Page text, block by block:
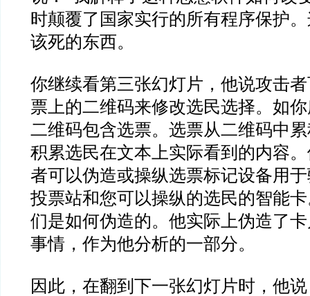
时颠覆了国家实行的所有程序保护
该死的东西。
你继续看第三张幻灯片，他说攻击
票上的二维码来修改选民选择。如
二维码包含选票。选票从二维码中
积累选民在文本上实际看到的内容
者可以伪造或操纵选票标记设备用
投票站和您可以操纵的选民的智能
们是如何伪造的。他实际上伪造了
事情，作为他分析的一部分。
因此，在翻到下一张幻灯片时，他